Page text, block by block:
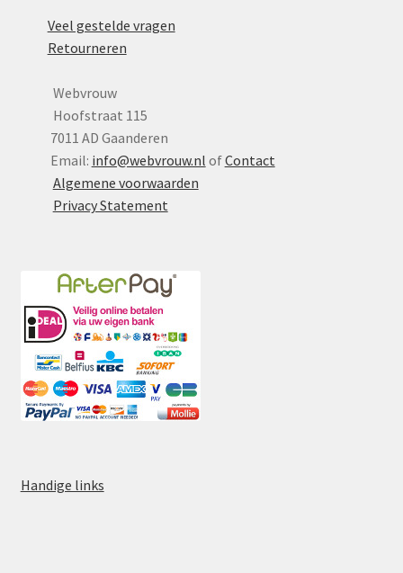
Veel gestelde vragen
Retourneren
Webvrouw
Hoofstraat 115
7011 AD Gaanderen
Email: info@webvrouw.nl ofContact
Algemene voorwaarden
Privacy Statement
Handige links